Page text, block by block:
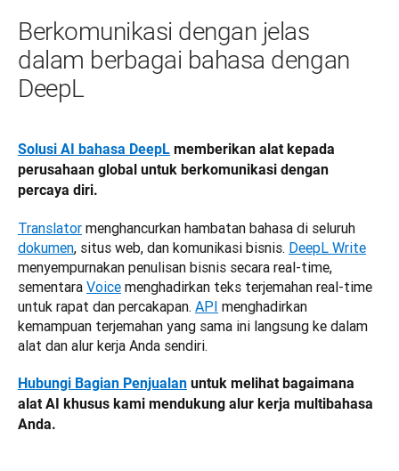
Berkomunikasi dengan jelas
dalam berbagai bahasa dengan
DeepL
Solusi AI bahasa DeepL memberikan alat kepada
perusahaan global untuk berkomunikasi dengan
percaya diri.
Translator
dokumen, situs web, dan komunikasi bisnis. DeepL Write
menyempurnakan penulisan bisnis secara real-time,
sementara Voice menghadirkan teks terjemahan real-time
untuk rapat dan percakapan. API menghadirkan
kemampuan terjemahan yang sama ini langsung ke dalam
alat dan alur kerja Anda sendiri.
Hubungi Bagian Penjualan untuk melihat bagaimana
alat AI khusus kami mendukung alur kerja multibahasa
Anda.